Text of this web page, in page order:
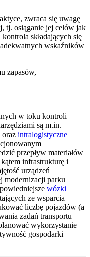
zwraca się uwagę
tj. osiąganie jej celów jak
składających się
wskaźników
zapasów,
w toku kontroli
są m.in.
oraz intralogistyczne
przepływ materiałów
infrastrukturę i
urządzeń
modernizacji parku
wózki
ze wsparcia
liczbę pojazdów (a
zadań transportu
wykorzystanie
gospodarki